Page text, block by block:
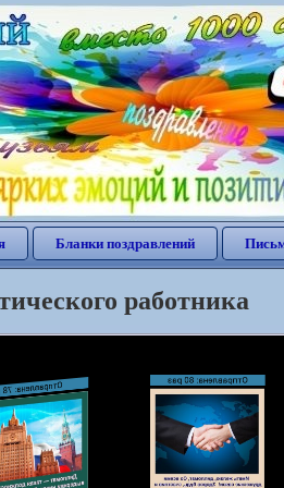
Бланки поздравлений
работника
Отправлена: 80 раз
78 раз